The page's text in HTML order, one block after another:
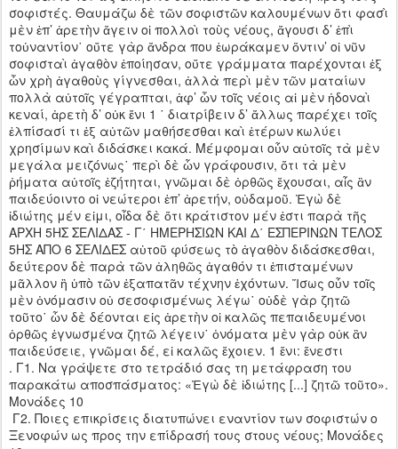
σοφιστές. Θαυμάζω δὲ τῶν σοφιστῶν καλουμένων ὅτι φασὶ
μὲν ἐπ’ ἀρετὴν ἄγειν οἱ πολλοὶ τοὺς νέους, ἄγουσι δ’ ἐπὶ
τοὐναντίον˙ οὔτε γὰρ ἄνδρα που ἑωράκαμεν ὅντιν’ οἱ νῦν
σοφισταὶ ἀγαθὸν ἐποίησαν, οὔτε γράμματα παρέχονται ἐξ
ὧν χρὴ ἀγαθοὺς γίγνεσθαι, ἀλλὰ περὶ μὲν τῶν ματαίων
πολλὰ αὐτοῖς γέγραπται, ἀφ’ ὧν τοῖς νέοις αἱ μὲν ἡδοναὶ
κεναί, ἀρετὴ δ’ οὐκ ἔνι 1 ˙ διατρίβειν δ’ ἄλλως παρέχει τοῖς
ἐλπίσασί τι ἐξ αὐτῶν μαθήσεσθαι καὶ ἑτέρων κωλύει
χρησίμων καὶ διδάσκει κακά. Μέμφομαι οὖν αὐτοῖς τὰ μὲν
μεγάλα μειζόνως˙ περὶ δὲ ὧν γράφουσιν, ὅτι τὰ μὲν
ῥήματα αὐτοῖς ἐζήτηται, γνῶμαι δὲ ὀρθῶς ἔχουσαι, αἷς ἂν
παιδεύοιντο οἱ νεώτεροι ἐπ’ ἀρετήν, οὐδαμοῦ. Ἐγὼ δὲ
ἰδιώτης μέν εἰμι, οἶδα δὲ ὅτι κράτιστον μέν ἐστι παρὰ τῆς
ΑΡΧΗ 5ΗΣ ΣΕΛΙΔΑΣ - Γ΄ ΗΜΕΡΗΣΙΩΝ ΚΑΙ Δ΄ ΕΣΠΕΡΙΝΩΝ ΤΕΛΟΣ
5ΗΣ ΑΠΟ 6 ΣΕΛΙΔΕΣ αὑτοῦ φύσεως τὸ ἀγαθὸν διδάσκεσθαι,
δεύτερον δὲ παρὰ τῶν ἀληθῶς ἀγαθόν τι ἐπισταμένων
μᾶλλον ἢ ὑπὸ τῶν ἐξαπατᾶν τέχνην ἐχόντων. Ἴσως οὖν τοῖς
μὲν ὀνόμασιν οὐ σεσοφισμένως λέγω˙ οὐδὲ γὰρ ζητῶ
τοῦτο˙ ὧν δὲ δέονται εἰς ἀρετὴν οἱ καλῶς πεπαιδευμένοι
ὀρθῶς ἐγνωσμένα ζητῶ λέγειν˙ ὀνόματα μὲν γὰρ οὐκ ἂν
παιδεύσειε, γνῶμαι δέ, εἰ καλῶς ἔχοιεν. 1 ἔνι: ἔνεστι
. Γ1. Να γράψετε στο τετράδιό σας τη μετάφραση του
παρακάτω αποσπάσματος: «Ἐγὼ δὲ ἰδιώτης [...] ζητῶ τοῦτο».
Μονάδες 10
Γ2. Ποιες επικρίσεις διατυπώνει εναντίον των σοφιστών ο
Ξενοφών ως προς την επίδρασή τους στους νέους; Μονάδες